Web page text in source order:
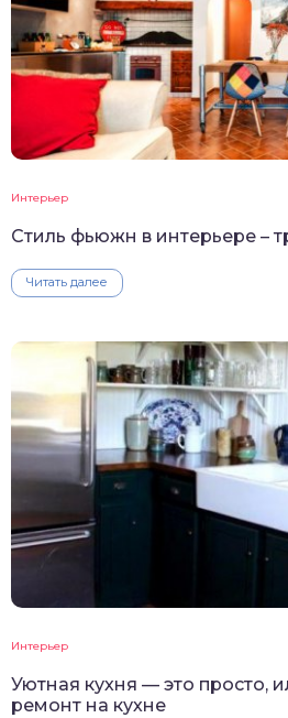
Интерьер
Стиль фьюжн в интерьере –
Читать далее
Интерьер
Уютная кухня — это просто,
ремонт на кухне